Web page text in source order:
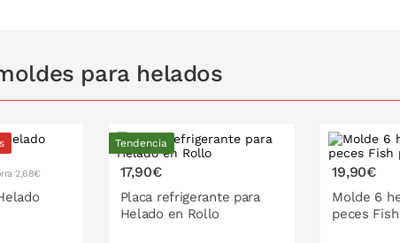
para helados
2,68€
Tendencia
17,90€
Placa refrigerante para
Helado en Rollo
19,90€
Molde 6
peces